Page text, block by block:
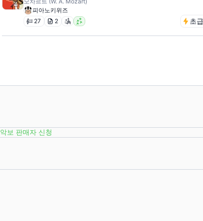
피아노키위즈
27
2 초급
악보 판매자 신청